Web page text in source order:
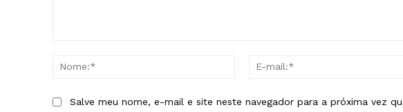
Nome:*
Salve meu nome, e-mail e site neste navegador para a próxima vez